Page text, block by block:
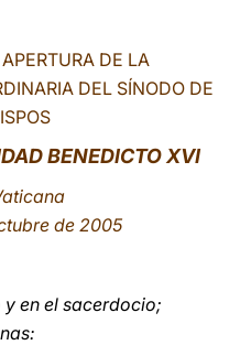
DE LA
DEL SÍNODO DE
BENEDICTO XVI
de 2005
en el sacerdocio;